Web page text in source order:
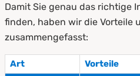
Damit Sie genau das richtige
finden, haben wir die Vorteile
zusammengefasst:
Art Vorteile